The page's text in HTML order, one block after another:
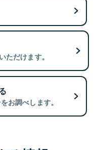
ただけます。
お調べします。